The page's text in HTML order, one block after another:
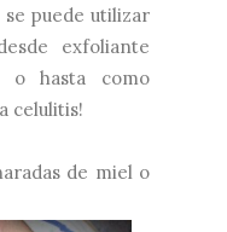
puede utilizar
exfoliante
o hasta como
celulitis!
de miel o